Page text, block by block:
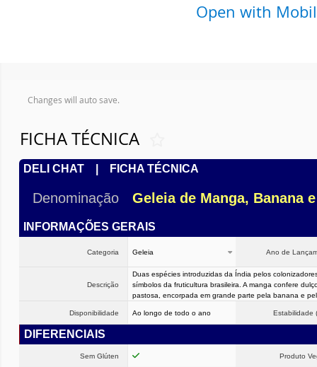
Open with
Changes will auto save.
FICHA TÉCNICA
DELI CHAT | FICHA TÉCNICA
Denominação Geleia de Manga, Banana
INFORMAÇÕES GERAIS
Categoria Geleia Ano de
Descrição
Duas espécies introduzidas da Índia pelos
símbolos da fruticultura brasileira. A manga confere
pastosa, encorpada em grande parte pela banana e
Disponibilidade Ao longo de todo o ano Estabilidade
DIFERENCIAIS
Sem Glúten Produto